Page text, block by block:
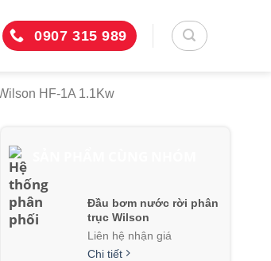
0907 315 989
HF-1A 1.1Kw
Đầu bơm nước rời phân
trục Wilson
Liên hệ nhận giá
Chi tiết